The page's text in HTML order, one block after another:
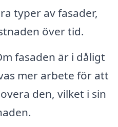
typer av fasader,
över tid.
fasaden är i dåligt
mer arbete för att
den, vilket i sin